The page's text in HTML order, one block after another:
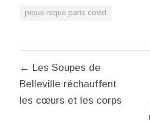
pique-nique paris covid
Navigation
de
l’article
← Les Soupes de
Belleville réchauffent
les cœurs et les corps